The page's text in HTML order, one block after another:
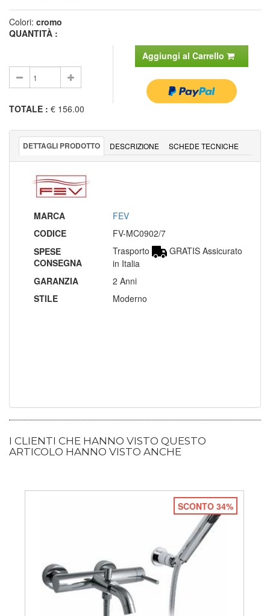
Colori: cromo
QUANTITÀ :
Aggiungi al Carrello
TOTALE : € 156.00
DETTAGLI PRODOTTO DESCRIZIONE SCHEDE TECNICHE
MARCA
FEV
CODICE
FV-MC0902/7
SPESE
CONSEGNA
Trasporto
GRATIS Assicurato
in Italia
GARANZIA
2 Anni
STILE
Moderno
I CLIENTI CHE HANNO VISTO QUESTO
ARTICOLO HANNO VISTO ANCHE
SCONTO 34%